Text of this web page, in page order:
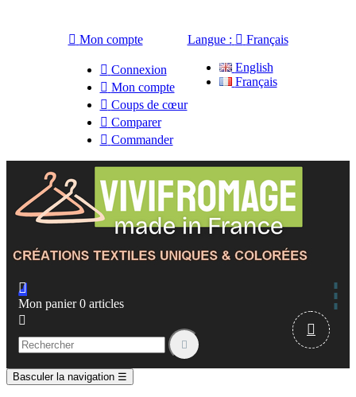
 Mon compte
 Connexion
 Mon compte
 Coups de cœur
 Comparer
 Commander
Langue :  Français
English
Français

Mon panier 0 articles



Basculer la navigation ☰